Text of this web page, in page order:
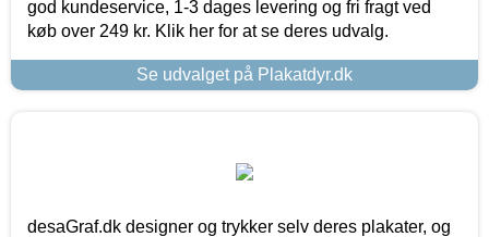
god kundeservice, 1-3 dages levering og fri fragt ved
køb over 249 kr. Klik her for at se deres udvalg.
Se udvalget på Plakatdyr.dk
desaGraf.dk designer og trykker selv deres plakater, og